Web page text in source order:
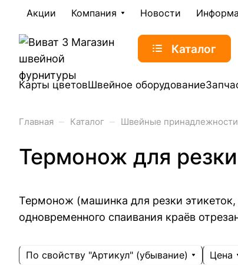
Акции Компания Новости
Каталог
Карты цветовШвейное оборудование
Главная – Каталог – Швейные принадлежности
Термонож для резки
Термонож (машинка для резки этикеток,
одновременного спаивания краёв
По свойству "Артикул" (убывание) Цена